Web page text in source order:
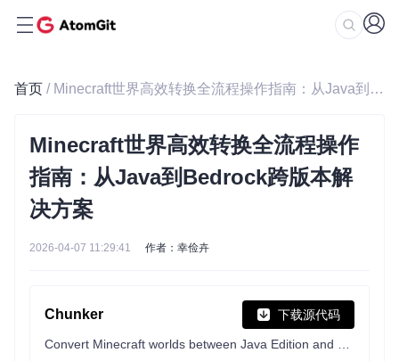
首页 / Minecraft世界高效转换全流程操作指南：从Java到Bedrock跨版本解决方案
Minecraft世界高效转换全流程操作
指南：从Java到Bedrock跨版本解
决方案
2026-04-07 11:29:41 作者：幸俭卉
Chunker 下载源代码